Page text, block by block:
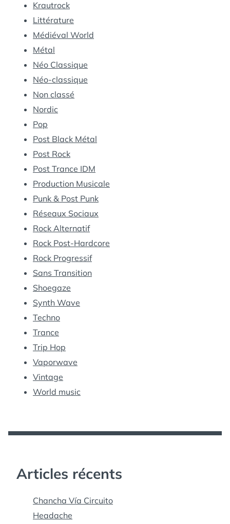
Krautrock
Littérature
Médiéval World
Métal
Néo Classique
Néo-classique
Non classé
Nordic
Pop
Post Black Métal
Post Rock
Post Trance IDM
Production Musicale
Punk & Post Punk
Réseaux Sociaux
Rock Alternatif
Rock Post-Hardcore
Rock Progressif
Sans Transition
Shoegaze
Synth Wave
Techno
Trance
Trip Hop
Vaporwave
Vintage
World music
Articles récents
Chancha Vía Circuito
Headache